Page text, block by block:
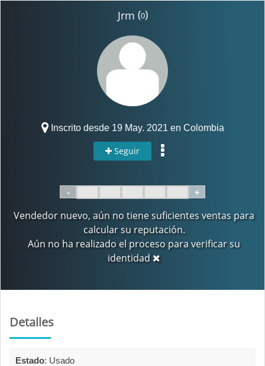
Jrm (0)
Inscrito desde 19 May. 2021 en Colombia
Seguir
- +
Vendedor nuevo, aún no tiene suficientes ventas para
calcular su reputación.
Aún no ha realizado el proceso para verificar su
identidad
Detalles
Estado: Usado